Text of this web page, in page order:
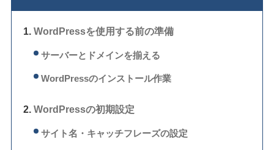
WordPressを使用する前の準備
サーバーとドメインを揃える
WordPressのインストール作業
WordPressの初期設定
サイト名・キャッチフレーズの設定